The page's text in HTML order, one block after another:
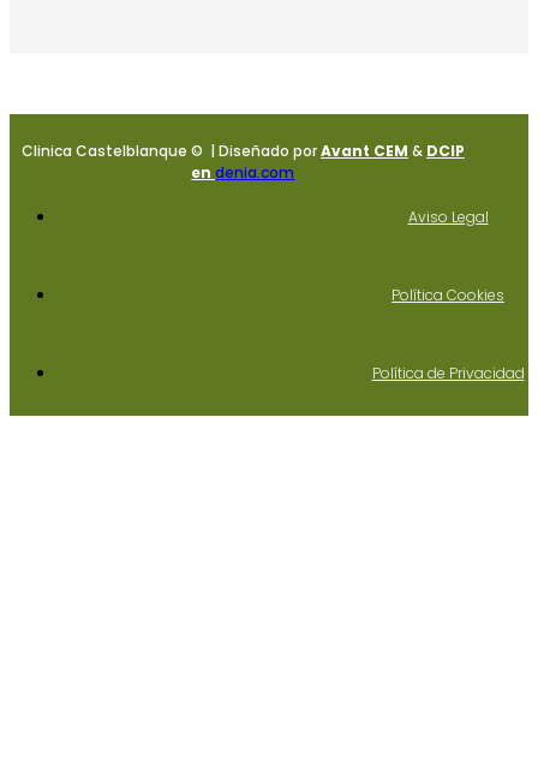
Clinica Castelblanque © | Diseñado porAvant CEM & DCIP
endenia.com
Aviso Legal
Política Cookies
Política de Privacidad